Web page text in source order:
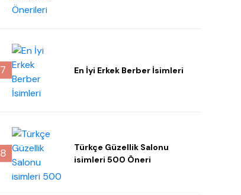
7 En İyi Erkek Berber İsimleri
8
Türkçe Güzellik Salonu
isimleri 500 Öneri